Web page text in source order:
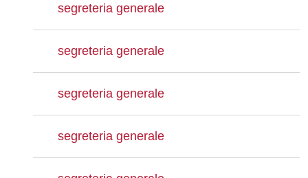
segreteria generale
segreteria generale
segreteria generale
segreteria generale